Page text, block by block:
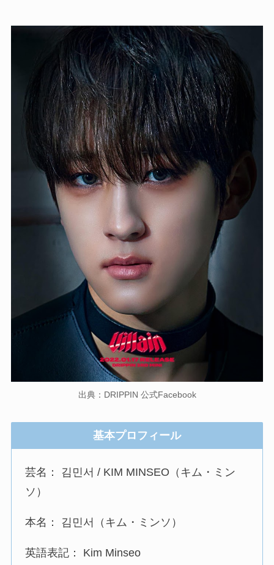
出典：DRIPPIN 公式Facebook
基本プロフィール
芸名： 김민서 / KIM MINSEO（キム・ミン
ソ）
本名： 김민서（キム・ミンソ）
英語表記： Kim Minseo